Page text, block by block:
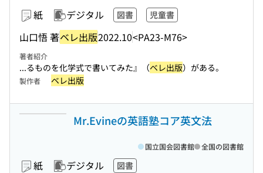
紙 デジタル 図書 児童書
山口悟 著ベレ出版2022.10<PA23-M76>
著者紹介
...るものを化学式で書いてみた』（ベレ出版）がある。
製作者 ベレ出版
Mr.Evineの英語塾コア英文法
紙 デジタル 図書
国立国会図書館 全国の図書館